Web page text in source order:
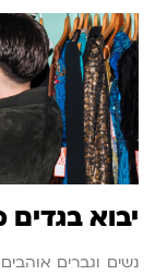
יבוא
נשים וגברים